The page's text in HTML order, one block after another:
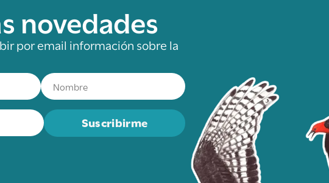
novedades
por email información sobre la
Suscribirme